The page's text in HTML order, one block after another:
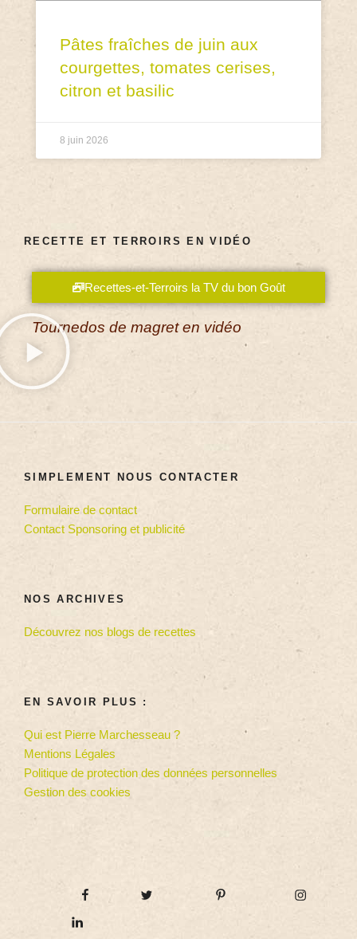
Pâtes fraîches de juin aux
courgettes, tomates cerises,
citron et basilic
8 juin 2026
RECETTE ET TERROIRS EN VIDÉO
Recettes-et-Terroirs la TV du bon Goût
Tournedos de magret en vidéo
SIMPLEMENT NOUS CONTACTER
Formulaire de contact
Contact Sponsoring et publicité
NOS ARCHIVES
Découvrez nos blogs de recettes
EN SAVOIR PLUS :
Qui est Pierre Marchesseau ?
Mentions Légales
Politique de protection des données personnelles
Gestion des cookies